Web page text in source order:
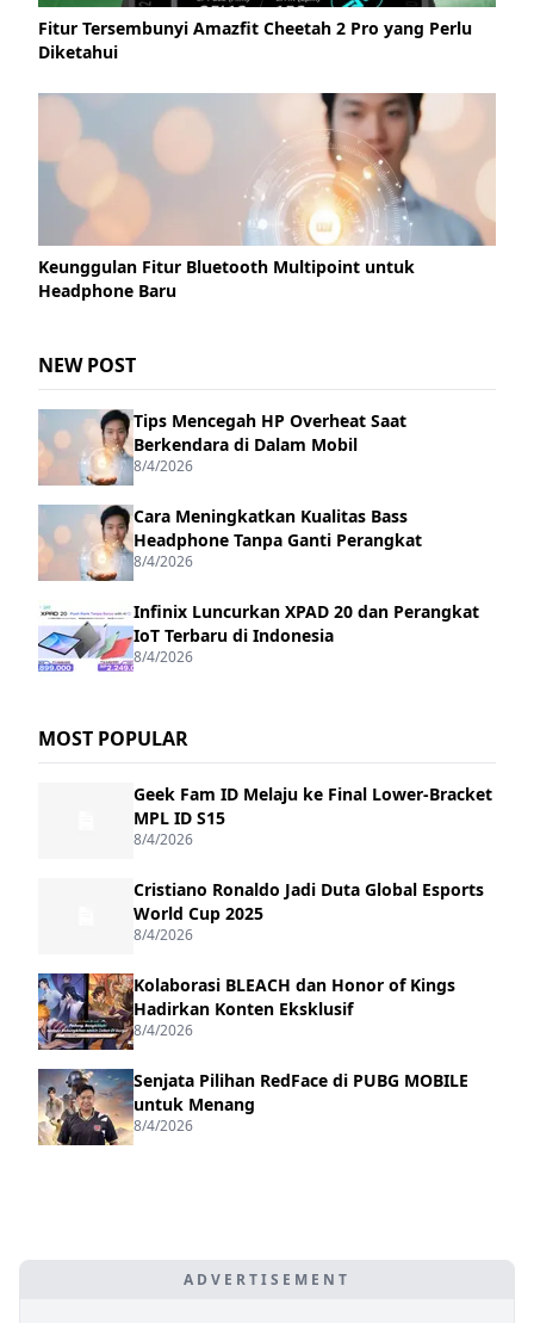
Fitur Tersembunyi Amazfit Cheetah 2 Pro yang Perlu
Diketahui
Keunggulan Fitur Bluetooth Multipoint untuk
Headphone Baru
NEW POST
Tips Mencegah HP Overheat Saat
Berkendara di Dalam Mobil
8/4/2026
Cara Meningkatkan Kualitas Bass
Headphone Tanpa Ganti Perangkat
8/4/2026
Infinix Luncurkan XPAD 20 dan Perangkat
IoT Terbaru di Indonesia
8/4/2026
MOST POPULAR
Geek Fam ID Melaju ke Final Lower-Bracket
MPL ID S15
8/4/2026
Cristiano Ronaldo Jadi Duta Global Esports
World Cup 2025
8/4/2026
Kolaborasi BLEACH dan Honor of Kings
Hadirkan Konten Eksklusif
8/4/2026
Senjata Pilihan RedFace di PUBG MOBILE
untuk Menang
8/4/2026
ADVERTISEMENT